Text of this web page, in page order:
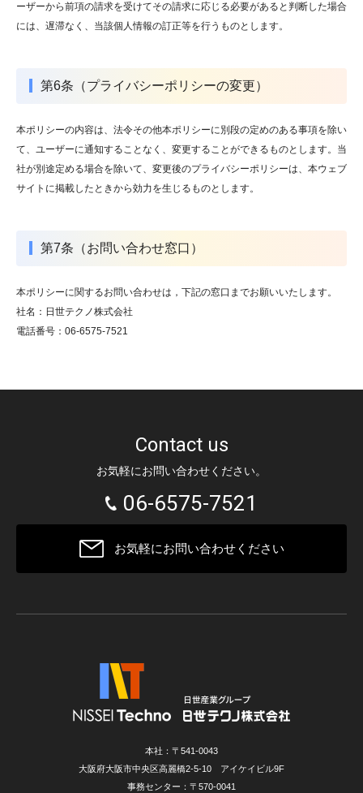
ーザーから前項の請求を受けてその請求に応じる必要があると判断した場合
には、遅滞なく、当該個人情報の訂正等を行うものとします。
第6条（プライバシーポリシーの変更）
本ポリシーの内容は、法令その他本ポリシーに別段の定めのある事項を除い
て、ユーザーに通知することなく、変更することができるものとします。当
社が別途定める場合を除いて、変更後のプライバシーポリシーは、本ウェブ
サイトに掲載したときから効力を生じるものとします。
第7条（お問い合わせ窓口）
本ポリシーに関するお問い合わせは，下記の窓口までお願いいたします。
社名：日世テクノ株式会社
電話番号： 06-6575-7521
Contact us
お気軽にお問い合わせください。
06-6575-7521
お気軽にお問い合わせください
本社：〒541-0043
大阪府大阪市中央区高麗橋2-5-10 アイケイビル9F
事務センター：〒570-0041